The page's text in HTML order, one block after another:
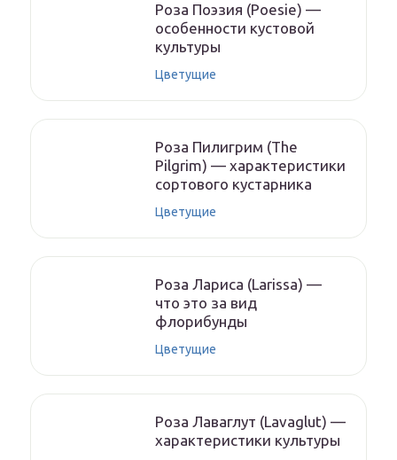
Роза Поэзия (Poesie) —
особенности кустовой
культуры
Цветущие
Роза Пилигрим (The
Pilgrim) — характеристики
сортового кустарника
Цветущие
Роза Лариса (Larissa) —
что это за вид
флорибунды
Цветущие
Роза Лаваглут (Lavaglut) —
характеристики культуры